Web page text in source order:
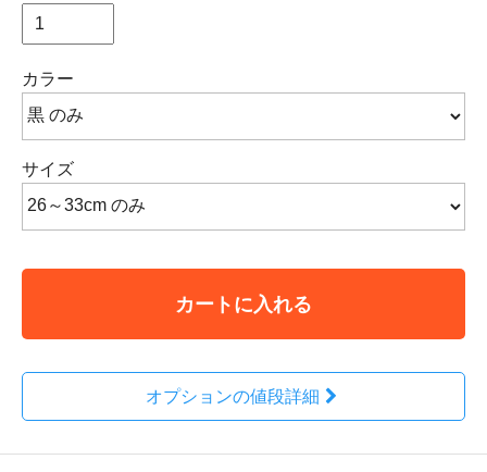
カラー
サイズ
カートに入れる
オプションの値段詳細